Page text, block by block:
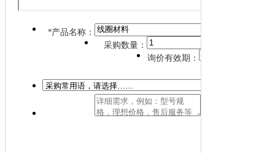
*产品名称：
采购数量：
询价有效期：